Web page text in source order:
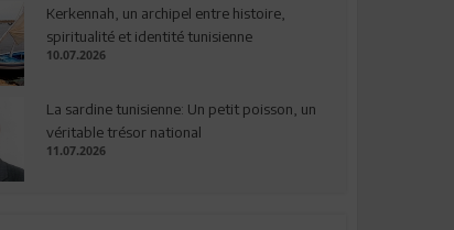
Kerkennah, un archipel entre histoire,
spiritualité et identité tunisienne
10.07.2026
La sardine tunisienne: Un petit poisson, un
véritable trésor national
11.07.2026